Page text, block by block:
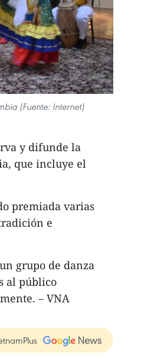
(Fuente: Internet)
y difunde la
que incluye el
premiada varias
e
grupo de danza
al público
– VNA